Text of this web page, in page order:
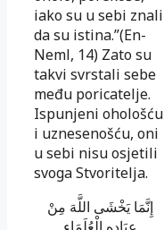
iako su u sebi znali
da su istina.”(En-
Neml, 14) Zato su
takvi svrstali sebe
među poricatelje.
Ispunjeni ohološću
i uznesenošću, oni
u sebi nisu osjetili
svoga Stvoritelja.
إِنَّمَا يَخْشَى اللَّهَ مِنْ